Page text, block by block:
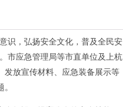
识，弘扬安全文化，普及全民安
市应急管理局等市直单位及上杭
发放宣传材料、应急装备展示等